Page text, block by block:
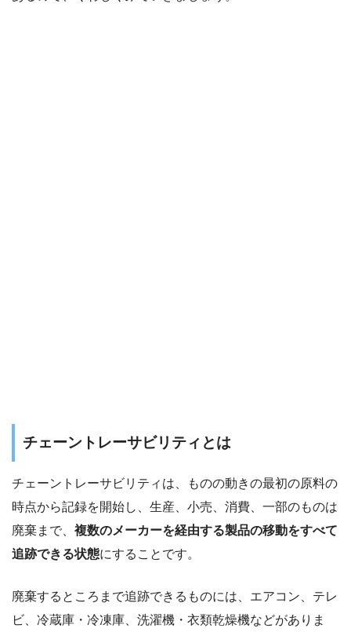
チェーントレーサビリティとは
チェーントレーサビリティは、ものの動きの最初の原料の
時点から記録を開始し、生産、小売、消費、一部のものは
廃棄まで、 複数のメーカーを経由する製品の移動をすべて
追跡できる状態にすることです。
廃棄するところまで追跡できるものには、エアコン、テレ
ビ、冷蔵庫・冷凍庫、洗濯機・衣類乾燥機などがありま